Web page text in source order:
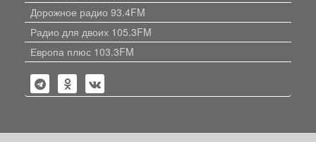
Дорожное радио 93.4FM
Радио для двоих 105.3FM
Европа плюс 103.3FM